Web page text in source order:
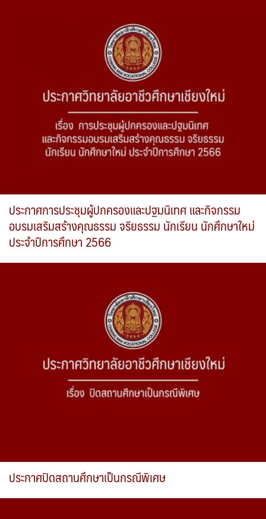
ประกาศการประชุมผู้ปกครองและปฐมนิเทศ และกิจกรรม
อบรมเสริมสร้างคุณธรรม จริยธรรม นักเรียน นักศึกษาใหม่
ประจำปีการศึกษา 2566
ประกาศปิดสถานศึกษาเป็นกรณีพิเศษ